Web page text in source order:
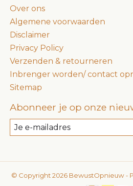
Over ons
Algemene voorwaarden
Disclaimer
Privacy Policy
Verzenden & retourneren
Inbrenger worden/ contact
Sitemap
Abonneer je op onze
© Copyright 2026 BewustOpnieuw -